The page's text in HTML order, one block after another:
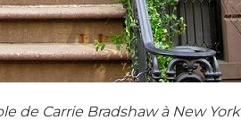
de Carrie Bradshaw à New York